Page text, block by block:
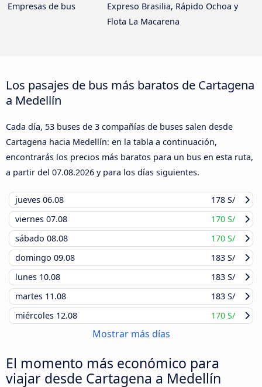
Empresas de bus
Expreso Brasilia, Rápido Ochoa y
Flota La Macarena
Los pasajes de bus más baratos de Cartagena
a Medellín
Cada día, 53 buses de 3 compañías de buses salen desde
Cartagena hacia Medellín: en la tabla a continuación,
encontrarás los precios más baratos para un bus en esta ruta,
a partir del 07.08.2026 y para los días siguientes.
jueves 06.08
178 S/
viernes 07.08
170 S/
sábado 08.08
170 S/
domingo 09.08
183 S/
lunes 10.08
183 S/
martes 11.08
183 S/
miércoles 12.08 170 S/
Mostrar más días
El momento más económico para
viajar desde Cartagena a Medellín